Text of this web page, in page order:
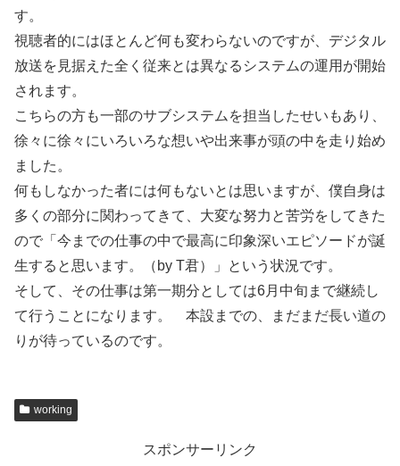
す。
視聴者的にはほとんど何も変わらないのですが、デジタル
放送を見据えた全く従来とは異なるシステムの運用が開始
されます。
こちらの方も一部のサブシステムを担当したせいもあり、
徐々に徐々にいろいろな想いや出来事が頭の中を走り始め
ました。
何もしなかった者には何もないとは思いますが、僕自身は
多くの部分に関わってきて、大変な努力と苦労をしてきた
ので「今までの仕事の中で最高に印象深いエピソードが誕
生すると思います。（by T君）」という状況です。
そして、その仕事は第一期分としては6月中旬まで継続し
て行うことになります。 本設までの、まだまだ長い道の
りが待っているのです。
working
スポンサーリンク